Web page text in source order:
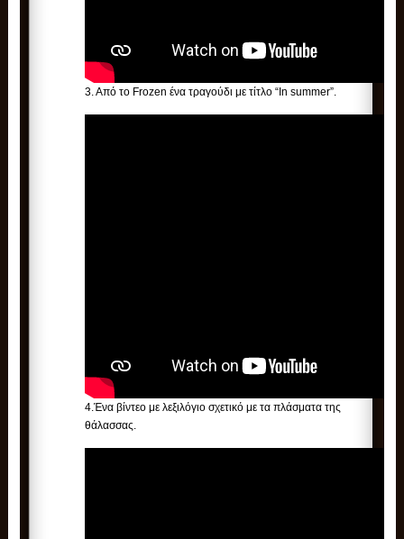
3. Από το Frozen ένα τραγούδι με τίτλο “In summer”.
4.Ένα βίντεο με λεξιλόγιο σχετικό με τα πλάσματα της
θάλασσας.